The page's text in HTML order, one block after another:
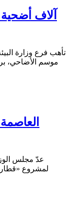
تأهب فرع وزارة
موسم الأضاحي،
عدّ مجلس
لمشروع «قطار